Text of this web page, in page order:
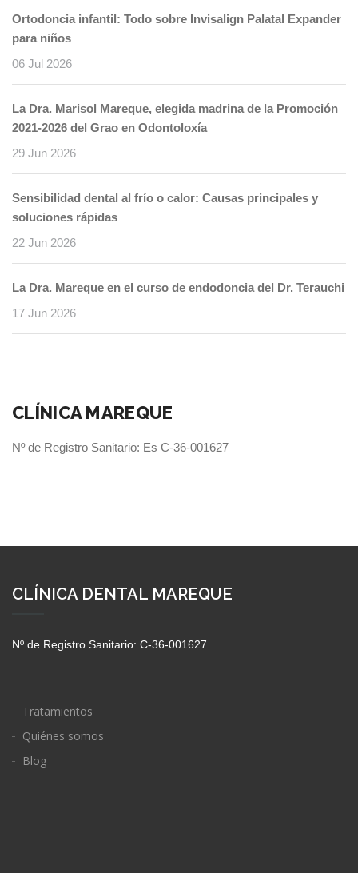
Ortodoncia infantil: Todo sobre Invisalign Palatal Expander
para niños
06 Jul 2026
La Dra. Marisol Mareque, elegida madrina de la Promoción
2021-2026 del Grao en Odontoloxía
29 Jun 2026
Sensibilidad dental al frío o calor: Causas principales y
soluciones rápidas
22 Jun 2026
La Dra. Mareque en el curso de endodoncia del Dr. Terauchi
17 Jun 2026
CLÍNICA MAREQUE
Nº de Registro Sanitario: Es C-36-001627
CLÍNICA DENTAL MAREQUE
Nº de Registro Sanitario: C-36-001627
Tratamientos
Quiénes somos
Blog